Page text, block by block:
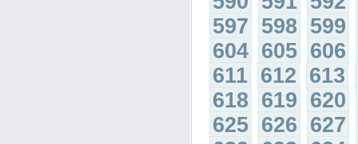
597 598 599
604 605 606
611 612 613
618 619 620
625 626 627